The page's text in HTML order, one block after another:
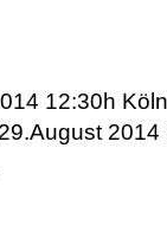
12:30h
2014